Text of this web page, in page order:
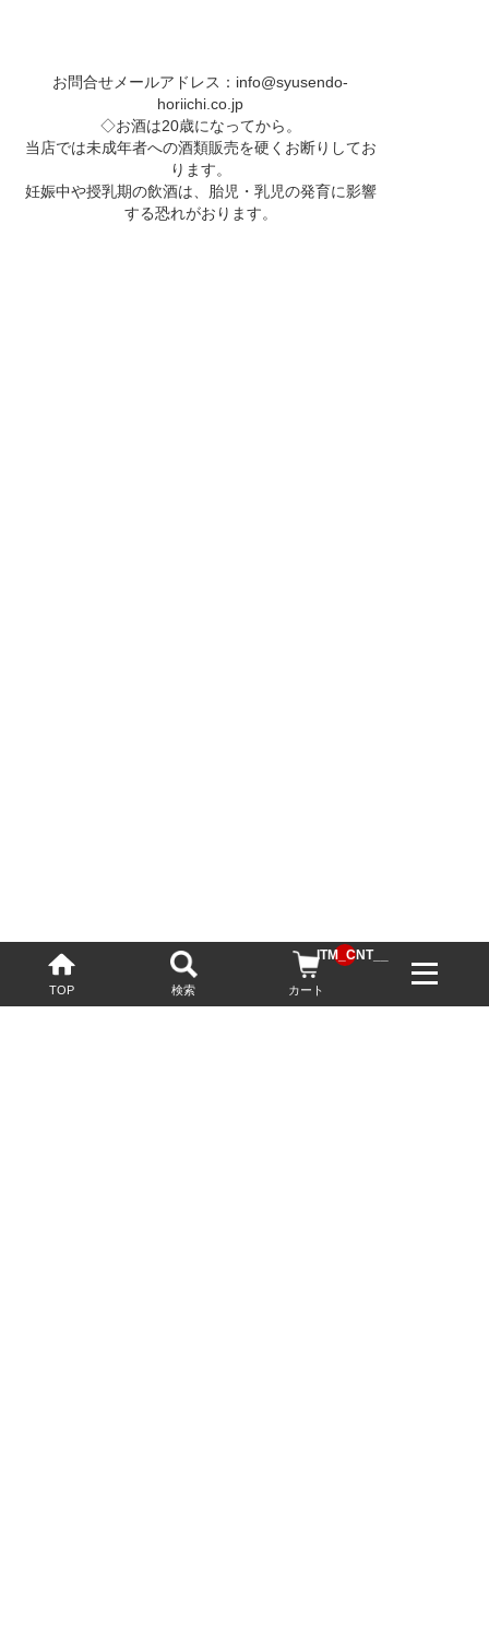
TOP 検索 カート
__ITM_CNT__
お問合せメールアドレス： info@syusendo-
horiichi.co.jp
◇お酒は20歳になってから。
当店では未成年者への酒類販売を硬くお断りしてお
ります。
妊娠中や授乳期の飲酒は、胎児・乳児の発育に影響
する恐れがおります。